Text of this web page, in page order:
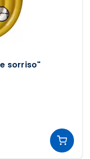
sorriso"